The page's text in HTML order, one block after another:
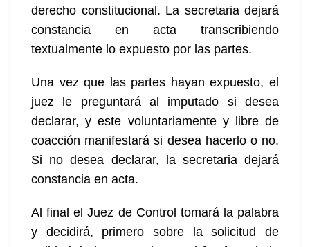
derecho constitucional. La secretaria dejará
constancia en acta transcribiendo
textualmente lo expuesto por las partes.
Una vez que las partes hayan expuesto, el
juez le preguntará al imputado si desea
declarar, y este voluntariamente y libre de
coacción manifestará si desea hacerlo o no.
Si no desea declarar, la secretaria dejará
constancia en acta.
Al final el Juez de Control tomará la palabra
y decidirá, primero sobre la solicitud de